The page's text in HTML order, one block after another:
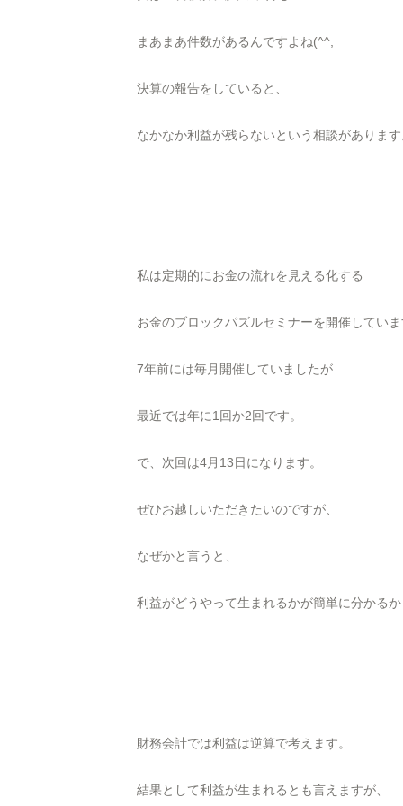
まあまあ件数があるんですよね(^^;
決算の報告をしていると、
なかなか利益が残らないという相談がありま
私は定期的にお金の流れを見える化する
お金のブロックパズルセミナーを開催してい
7年前には毎月開催していましたが
最近では年に1回か2回です。
で、次回は4月13日になります。
ぜひお越しいただきたいのですが、
なぜかと言うと、
利益がどうやって生まれるかが簡単に分かる
財務会計では利益は逆算で考えます。
結果として利益が生まれるとも言えますが、